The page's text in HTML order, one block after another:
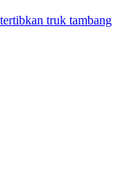
truk tambang